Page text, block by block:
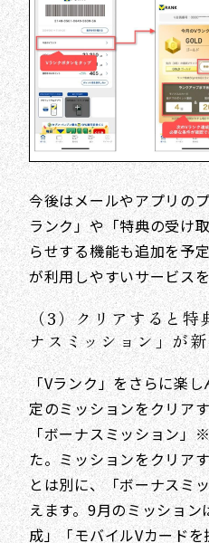
今後はメールやアプリの
ランク」や「特典の受け
らせする機能も追加を予
が利用しやすいサービス
（3）クリアすると
ナスミッション」が
「Vランク」をさらに楽
定のミッションをクリア
「ボーナスミッション」
た。ミッションをクリア
とは別に、「ボーナスミ
えます。9月のミッショ
成」「モバイルVカード